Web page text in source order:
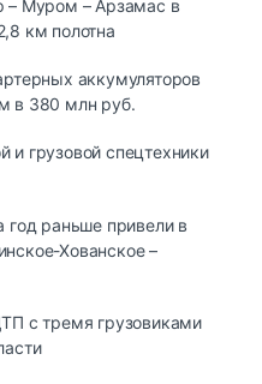
– Муром – Арзамас в
км полотна
аккумуляторов
в 380 млн руб.
и грузовой спецтехники
год раньше привели в
Хованское –
с тремя грузовиками